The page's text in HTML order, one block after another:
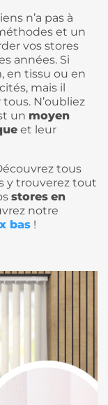
n’a pas à
et un
vos stores
années. Si
en tissu ou en
mais il
N’oubliez
un moyen
et leur
tous
y trouverez tout
stores en
notre
bas !